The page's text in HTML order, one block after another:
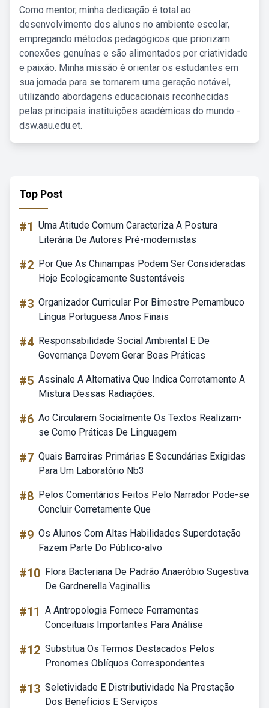
Como mentor, minha dedicação é total ao
desenvolvimento dos alunos no ambiente escolar,
empregando métodos pedagógicos que priorizam
conexões genuínas e são alimentados por criatividade
e paixão. Minha missão é orientar os estudantes em
sua jornada para se tornarem uma geração notável,
utilizando abordagens educacionais reconhecidas
pelas principais instituições acadêmicas do mundo -
dsw.aau.edu.et.
Top Post
#1 Uma Atitude Comum Caracteriza A Postura
Literária De Autores Pré-modernistas
#2 Por Que As Chinampas Podem Ser Consideradas
Hoje Ecologicamente Sustentáveis
#3 Organizador Curricular Por Bimestre Pernambuco
Língua Portuguesa Anos Finais
#4 Responsabilidade Social Ambiental E De
Governança Devem Gerar Boas Práticas
#5 Assinale A Alternativa Que Indica Corretamente A
Mistura Dessas Radiações.
#6 Ao Circularem Socialmente Os Textos Realizam-
se Como Práticas De Linguagem
#7 Quais Barreiras Primárias E Secundárias Exigidas
Para Um Laboratório Nb3
#8 Pelos Comentários Feitos Pelo Narrador Pode-se
Concluir Corretamente Que
#9 Os Alunos Com Altas Habilidades Superdotação
Fazem Parte Do Público-alvo
#10 Flora Bacteriana De Padrão Anaeróbio Sugestiva
De Gardnerella Vaginallis
#11 A Antropologia Fornece Ferramentas
Conceituais Importantes Para Análise
#12 Substitua Os Termos Destacados Pelos
Pronomes Oblíquos Correspondentes
#13 Seletividade E Distributividade Na Prestação
Dos Benefícios E Serviços